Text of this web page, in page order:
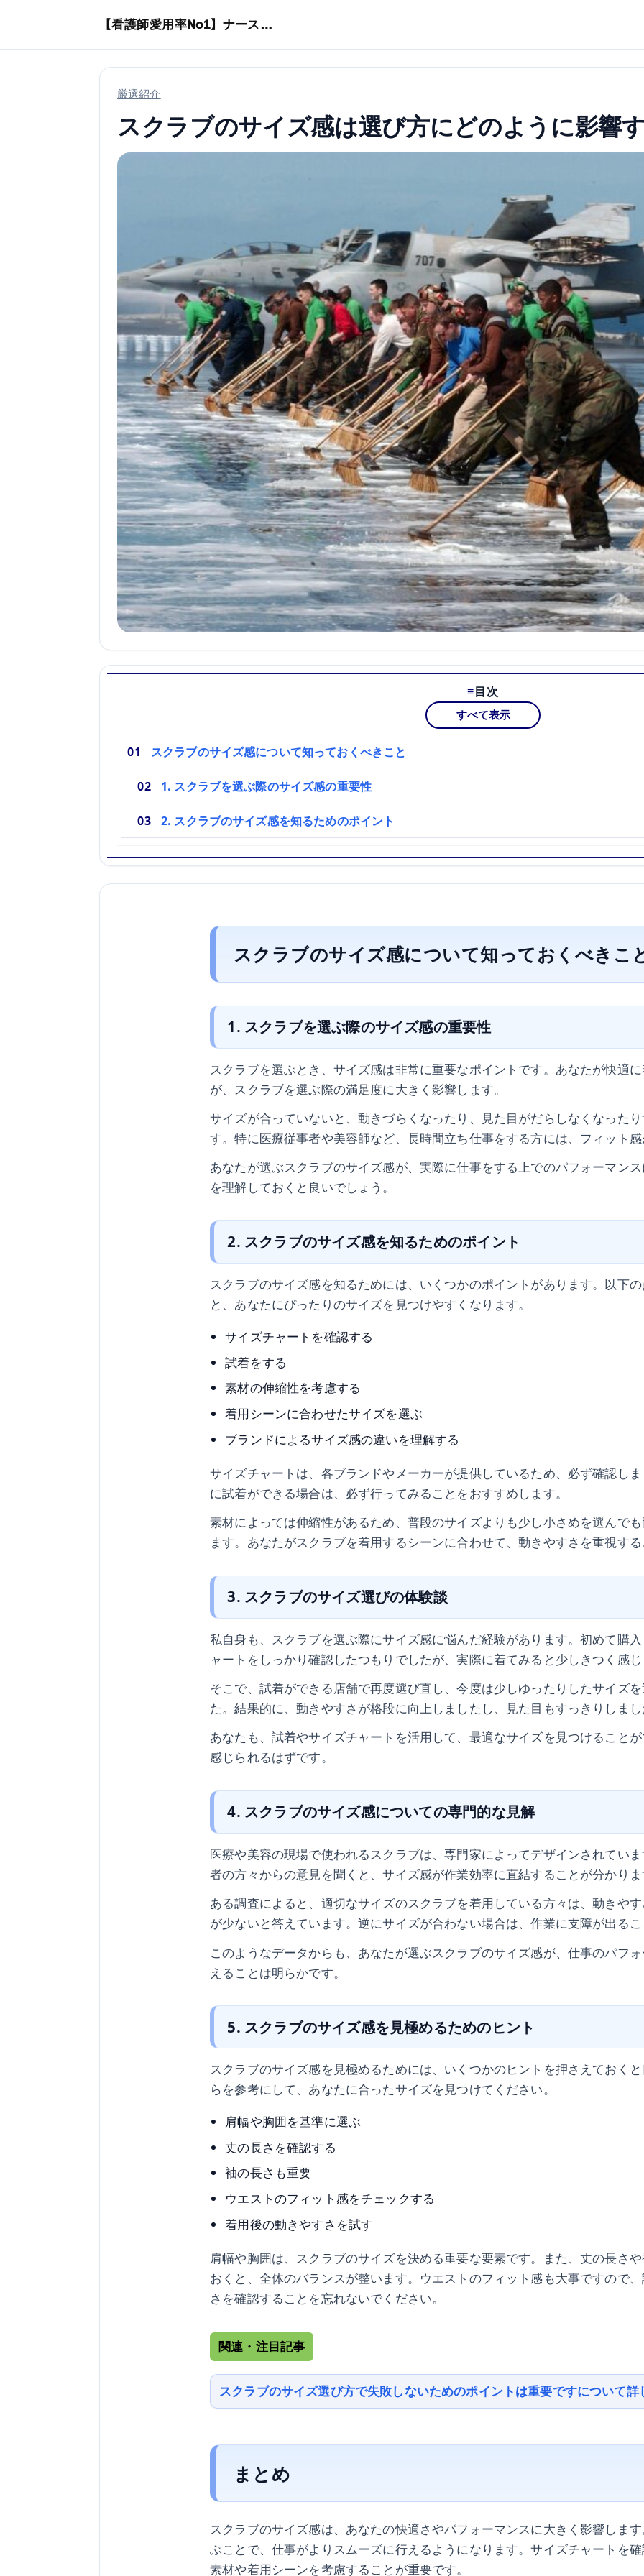
【看護師愛用率No1】ナースリーで人気の商品はコレ
厳選紹介
スクラブのサイズ感は選び方にどのように影響
目次
すべて表示
スクラブのサイズ感について知っておくべきこと
1. スクラブを選ぶ際のサイズ感の重要性
2. スクラブのサイズ感を知るためのポイント
スクラブのサイズ感について知っておくべきこ
1. スクラブを選ぶ際のサイズ感の重要性
スクラブを選ぶとき、サイズ感は非常に重要なポイントです。あなたが快適
が、スクラブを選ぶ際の満足度に大きく影響します。
サイズが合っていないと、動きづらくなったり、見た目がだらしなくなった
す。特に医療従事者や美容師など、長時間立ち仕事をする方には、フィット
あなたが選ぶスクラブのサイズ感が、実際に仕事をする上でのパフォーマン
を理解しておくと良いでしょう。
2. スクラブのサイズ感を知るためのポイント
スクラブのサイズ感を知るためには、いくつかのポイントがあります。以下
と、あなたにぴったりのサイズを見つけやすくなります。
サイズチャートを確認する
試着をする
素材の伸縮性を考慮する
着用シーンに合わせたサイズを選ぶ
ブランドによるサイズ感の違いを理解する
サイズチャートは、各ブランドやメーカーが提供しているため、必ず確認し
に試着ができる場合は、必ず行ってみることをおすすめします。
素材によっては伸縮性があるため、普段のサイズよりも少し小さめを選んで
ます。あなたがスクラブを着用するシーンに合わせて、動きやすさを重視す
3. スクラブのサイズ選びの体験談
私自身も、スクラブを選ぶ際にサイズ感に悩んだ経験があります。初めて購
ャートをしっかり確認したつもりでしたが、実際に着てみると少しきつく感
そこで、試着ができる店舗で再度選び直し、今度は少しゆったりしたサイズ
た。結果的に、動きやすさが格段に向上しましたし、見た目もすっきりしま
あなたも、試着やサイズチャートを活用して、最適なサイズを見つけること
感じられるはずです。
4. スクラブのサイズ感についての専門的な見解
医療や美容の現場で使われるスクラブは、専門家によってデザインされてい
者の方々からの意見を聞くと、サイズ感が作業効率に直結することが分かり
ある調査によると、適切なサイズのスクラブを着用している方々は、動きや
が少ないと答えています。逆にサイズが合わない場合は、作業に支障が出る
このようなデータからも、あなたが選ぶスクラブのサイズ感が、仕事のパフ
えることは明らかです。
5. スクラブのサイズ感を見極めるためのヒント
スクラブのサイズ感を見極めるためには、いくつかのヒントを押さえておく
らを参考にして、あなたに合ったサイズを見つけてください。
肩幅や胸囲を基準に選ぶ
丈の長さを確認する
袖の長さも重要
ウエストのフィット感をチェックする
着用後の動きやすさを試す
肩幅や胸囲は、スクラブのサイズを決める重要な要素です。また、丈の長さ
おくと、全体のバランスが整います。ウエストのフィット感も大事ですので
さを確認することを忘れないでください。
関連・注目記事
スクラブのサイズ選び方で失敗しないためのポイントは重要ですについて詳
まとめ
スクラブのサイズ感は、あなたの快適さやパフォーマンスに大きく影響しま
ぶことで、仕事がよりスムーズに行えるようになります。サイズチャートを
素材や着用シーンを考慮することが重要です。